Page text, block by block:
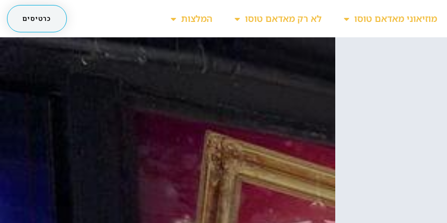
מוזיאוני מאדאם טוסו לא רק מאדאם טוסו המלצות כרטיסים